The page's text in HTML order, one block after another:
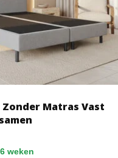
Matras Vast
weken